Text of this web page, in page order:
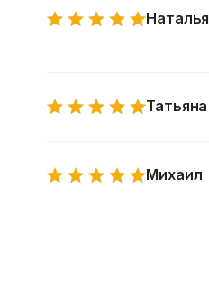
Наталья
Татьяна
Михаил